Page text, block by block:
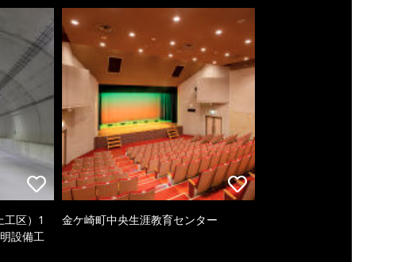
区）1
設備工
金ケ崎町中央生涯教育センター